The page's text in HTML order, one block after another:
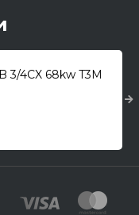
3/4CX 68kw T3M